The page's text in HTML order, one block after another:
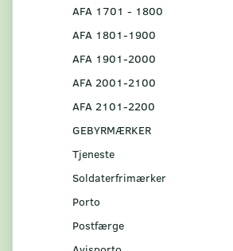
AFA 1701 - 1800
AFA 1801-1900
AFA 1901-2000
AFA 2001-2100
AFA 2101-2200
GEBYRMÆRKER
Tjeneste
Soldaterfrimærker
Porto
Postfærge